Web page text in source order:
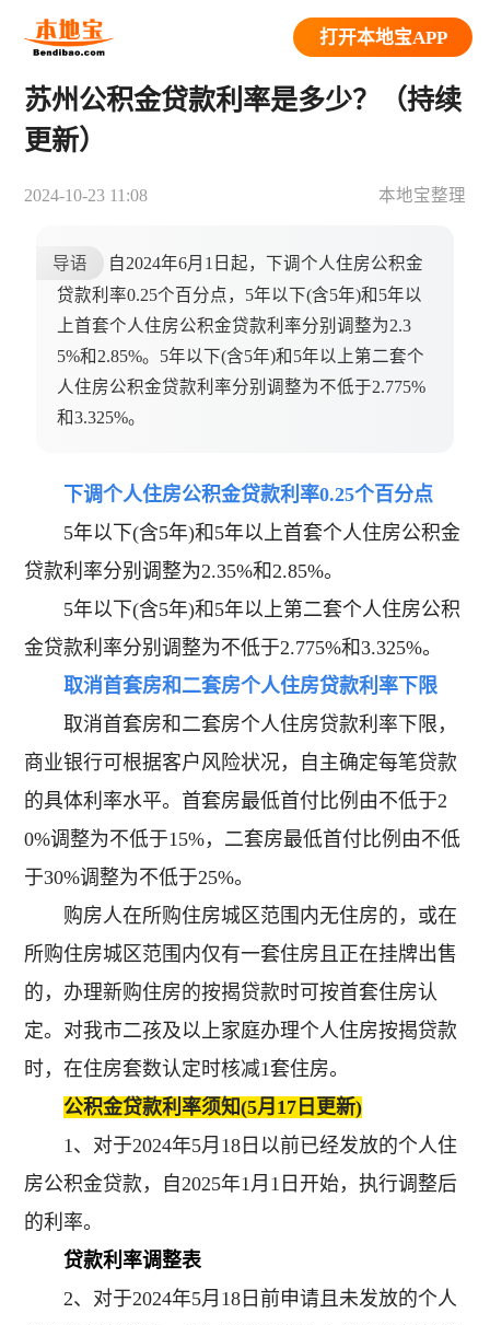
打开本地宝APP
苏州公积金贷款利率是多少？（持续
更新）
2024-10-23 11:08 本地宝整理
导语
自2024年6月1日起，下调个人住房公积金
贷款利率0.25个百分点，5年以下(含5年)和5年以
上首套个人住房公积金贷款利率分别调整为2.3
5%和2.85%。5年以下(含5年)和5年以上第二套个
人住房公积金贷款利率分别调整为不低于2.775%
和3.325%。​
下调个人住房公积金贷款利率0.25个百分点
5年以下(含5年)和5年以上首套个人住房公积金
贷款利率分别调整为2.35%和2.85%。
5年以下(含5年)和5年以上第二套个人住房公积
金贷款利率分别调整为不低于2.775%和3.325%。
取消首套房和二套房个人住房贷款利率下限
取消首套房和二套房个人住房贷款利率下限，
商业银行可根据客户风险状况，自主确定每笔贷款
的具体利率水平。首套房最低首付比例由不低于2
0%调整为不低于15%，二套房最低首付比例由不低
于30%调整为不低于25%。
购房人在所购住房城区范围内无住房的，或在
所购住房城区范围内仅有一套住房且正在挂牌出售
的，办理新购住房的按揭贷款时可按首套住房认
定。对我市二孩及以上家庭办理个人住房按揭贷款
时，在住房套数认定时核减1套住房。
公积金贷款利率须知(5月17日更新)
1、对于2024年5月18日以前已经发放的个人住
房公积金贷款，自2025年1月1日开始，执行调整后
的利率。
贷款利率调整表
2、对于2024年5月18日前申请且未发放的个人